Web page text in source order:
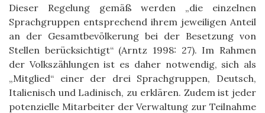
Dieser Regelung gemäß werden „die einzelnen
Sprachgruppen entsprechend ihrem jeweiligen Anteil
an der Gesamtbevölkerung bei der Besetzung von
Stellen berücksichtigt“ (Arntz 1998: 27). Im Rahmen
der Volkszählungen ist es daher notwendig, sich als
„Mitglied“ einer der drei Sprachgruppen, Deutsch,
Italienisch und Ladinisch, zu erklären. Zudem ist jeder
potenzielle Mitarbeiter der Verwaltung zur Teilnahme